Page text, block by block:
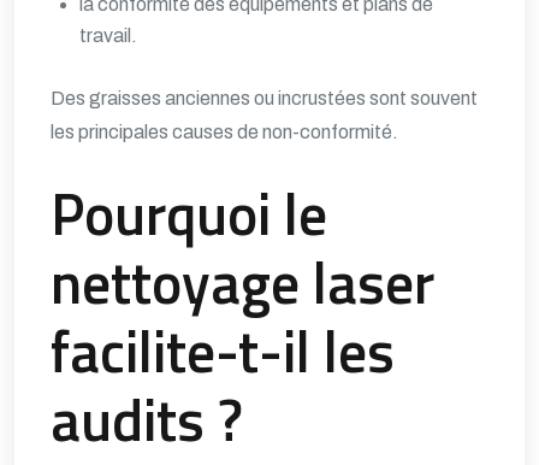
travail.
Des graisses anciennes ou incrustées sont souvent
les principales causes de non-conformité.
Pourquoi le
nettoyage laser
facilite-t-il les
audits ?